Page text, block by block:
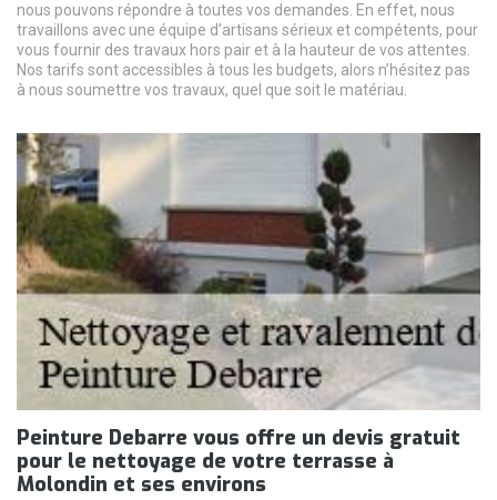
nous pouvons répondre à toutes vos demandes. En effet, nous
travaillons avec une équipe d’artisans sérieux et compétents, pour
vous fournir des travaux hors pair et à la hauteur de vos attentes.
Nos tarifs sont accessibles à tous les budgets, alors n’hésitez pas
à nous soumettre vos travaux, quel que soit le matériau.
Peinture Debarre vous offre un devis gratuit
pour le nettoyage de votre terrasse à
Molondin et ses environs